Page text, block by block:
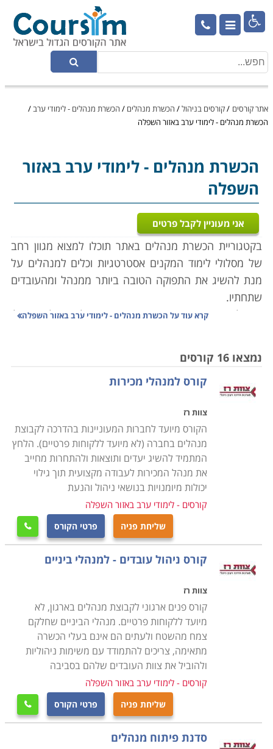

אתר קורסים /קורסים בניהול/ הכשרת מנהלים / הכשרת מנהלים - לימודי ערב/
הכשרת מנהלים - לימודי ערב באזור השפלה
הכשרת מנהלים - לימודי ערב באזור
השפלה
אני מעוניין לקבל פרטים
בקטגוריית הכשרת מנהלים באתר תוכלו למצוא מגוון רחב
של מסלולי לימוד המקנים אסטרטגיות וכלים למנהלים על
מנת להשיג את התפוקה הטובה ביותר ממנהל ומהעובדים
שתחתיו.
כיום להיות מקצוען בתחומך אינו מספיק על מנת לכוון אפילו
קודם כל לדעת איך לנהל את עצמו- מה לדרוש מעצמו, איך
להפריד בין עיקר לטפל, איך לנהל נכון את הזמן. עליו גם
לדעת איך להתמודד עם עובדיו- מה לדרוש מהם, באיזו צורה
לגשת אליהם, איך לגרום להם לעבוד עם מוטיבציה שתגדיל
את ההספק שלהם בעבודה ואת הסיפוק ממנה.
סביבות העבודה הניהוליות נוטות להיות תחרותיות מאוד,
דינמיות, וצריך כל הזמן להתמודד עם חידושים ושינויים. גם
מנהלים מצטיינים ובעלי קבלות מוכחות נדרשים לעדכונים
מקצועיים, השתלמויות וכלים להתפתחות מקצועית כדי
להישאר עם היד על הדופק.
רוב מסלולי הלימוד ממוענים למנהלים בפועל המעוניינים
להרחיב את ידיעותיהם ולהתעדכן בחידושים, מידע או
טכנולוגיות שישפרו את תפקודם, וכן לעתודות ניהוליות, מי
שרואה את עצמו כמנהל לעתיד ומציב לו את הניהול כיעד.
כדי להתאים לקהל זה, מרבית הלימודים נערכים בשעות
הערב, או כסמינרים מרוכזים, במטרה לנצל את הזמן באופן
תכליתי, ולחסוך בשעות עבודה יקרות.
לימודי ניהול מקנים ארגז כלים לעבוד איתו ומיומנויות בתקווה
לתוצאות שיתבטאו בפעילותו של הארגון בשטח באמצעות
קרא עוד על הכשרת מנהלים - לימודי ערב באזור השפלה
נמצאו 16 קורסים
קורס למנהלי מכירות
צוות רז
הקורס מיועד לחברות המעוניינות בהדרכה לקבוצת
מנהלים בחברה (לא מיועד ללקוחות פרטיים). הלחץ
המתמיד להשיג יעדים ותוצאות ולהתחרות מחייב
את מנהל המכירות לעבודה מקצועית תוך גילוי
יכולות מיומנויות בנושאי ניהול והנעת
קורסים - לימודי ערב באזור השפלה
שליחת פניה פרטי הקורס 
קורס ניהול עובדים - למנהלי ביניים
צוות רז
קורס פנים ארגוני לקבוצת מנהלים בארגון, לא
מיועד ללקוחות פרטיים. מנהלי הביניים שחלקם
צמח מהשטח ולעתים הם אינם בעלי הכשרה
מתאימה, צריכים להתמודד עם משימות ניהוליות
ולהוביל את צוות העובדים שלהם בסביבה
קורסים - לימודי ערב באזור השפלה
שליחת פניה פרטי הקורס 
סדנת פיתוח מנהלים